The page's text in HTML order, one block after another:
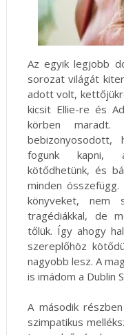
Az egyik legjobb
sorozat világát
adott volt,
kicsit Ellie-re és
körben maradt.
fogunk kapni,
kötődhetünk, és
minden
könyveket, nem
tragédiákkal, de
tőlük. Így ahogy
szereplőhöz
nagyobb lesz. A
is imádom a Dublin
A második
szimpatikus